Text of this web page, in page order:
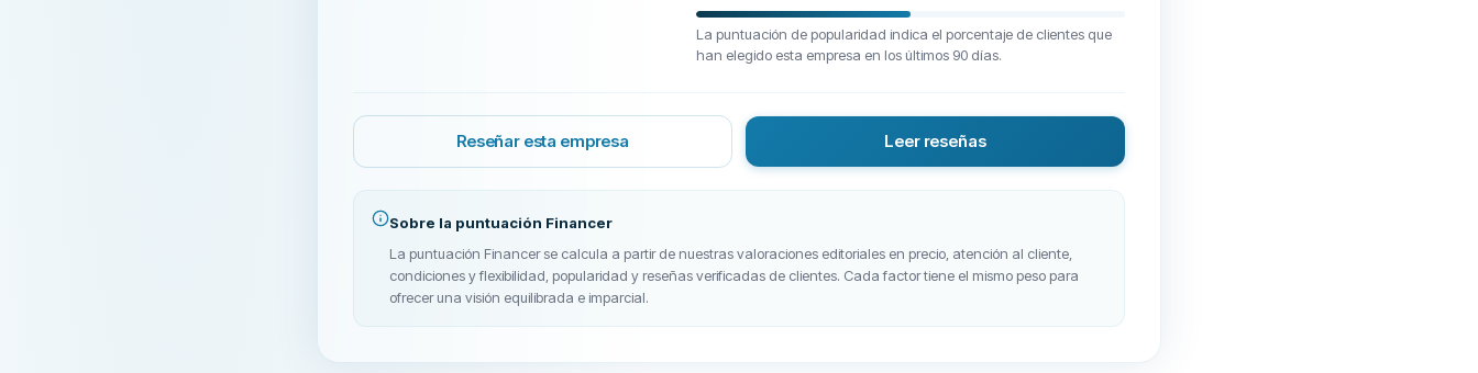
La puntuación de popularidad indica el porcentaje de clientes que
han elegido esta empresa en los últimos 90 días.
Reseñar esta empresa Leer reseñas
Sobre la puntuación Financer
La puntuación Financer se calcula a partir de nuestras valoraciones editoriales en precio, atención al cliente,
condiciones y flexibilidad, popularidad y reseñas verificadas de clientes. Cada factor tiene el mismo peso para
ofrecer una visión equilibrada e imparcial.